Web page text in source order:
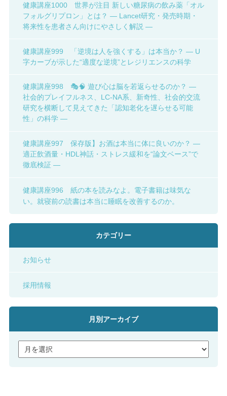
健康講座1000 世界が注目 新しい糖尿病の飲み薬「オル
フォルグリプロン」とは？ ― Lancet研究・発売時期・
将来性を患者さん向けにやさしく解説 ―
健康講座999 「逆境は人を強くする」は本当か？ ― U
字カーブが示した“適度な逆境”とレジリエンスの科学
健康講座998 🎭🧠 遊び心は脳を若返らせるのか？ ―
社会的プレイフルネス、LC-NA系、新奇性、社会的交流
研究を横断して見えてきた「認知老化を遅らせる可能
性」の科学 ―
健康講座997 保存版】お酒は本当に体に良いのか？ ―
適正飲酒量・HDL神話・ストレス緩和を“論文ベース”で
徹底検証 ―
健康講座996 紙の本を読みなよ。電子書籍は味気な
い。就寝前の読書は本当に睡眠を改善するのか。
カテゴリー
お知らせ
採用情報
月別アーカイブ